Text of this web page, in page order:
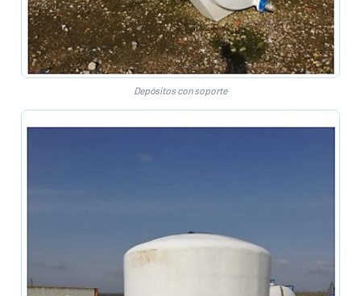
Depósitos con soporte